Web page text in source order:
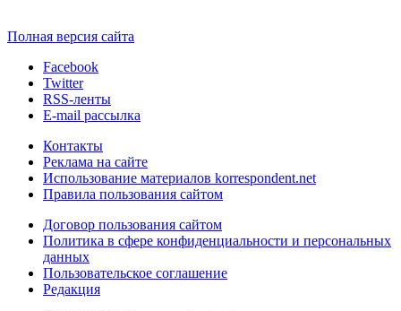
Полная версия сайта
Facebook
Twitter
RSS-ленты
E-mail рассылка
Контакты
Реклама на сайте
Использование материалов korrespondent.net
Правила пользования сайтом
Договор пользования сайтом
Политика в сфере конфиденциальности и персональных
данных
Пользовательское соглашение
Редакция